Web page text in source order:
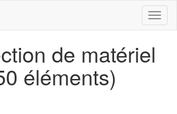
de matériel
éléments)